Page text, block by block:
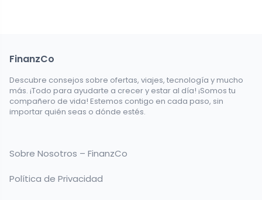
FinanzCo
Descubre consejos sobre ofertas, viajes, tecnología y mucho
más. ¡Todo para ayudarte a crecer y estar al día! ¡Somos tu
compañero de vida! Estemos contigo en cada paso, sin
importar quién seas o dónde estés.
Sobre Nosotros – FinanzCo
Política de Privacidad